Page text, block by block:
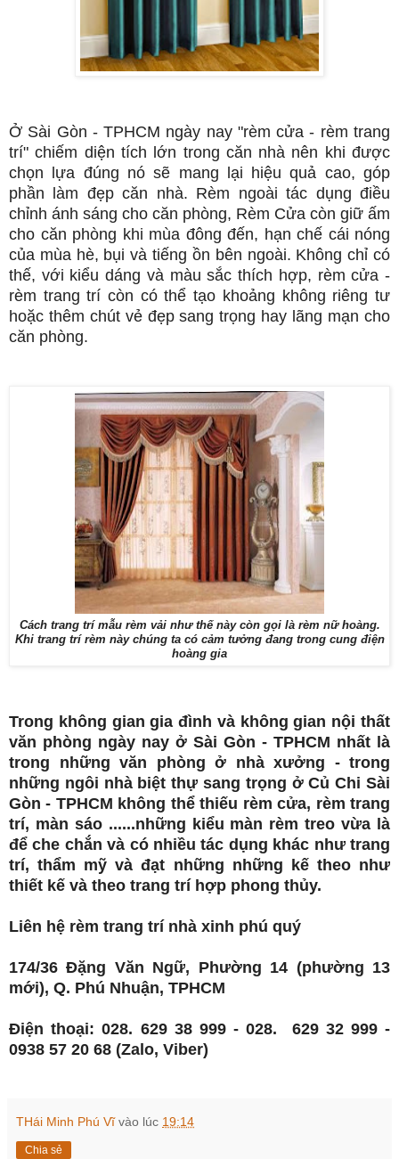
Ở Sài Gòn - TPHCM ngày nay "rèm cửa - rèm trang
trí" chiếm diện tích lớn trong căn nhà nên khi được
chọn lựa đúng nó sẽ mang lại hiệu quả cao, góp
phần làm đẹp căn nhà. Rèm ngoài tác dụng điều
chỉnh ánh sáng cho căn phòng, Rèm Cửa còn giữ ấm
cho căn phòng khi mùa đông đến, hạn chế cái nóng
của mùa hè, bụi và tiếng ồn bên ngoài. Không chỉ có
thế, với kiểu dáng và màu sắc thích hợp, rèm cửa -
rèm trang trí còn có thể tạo khoảng không riêng tư
hoặc thêm chút vẻ đẹp sang trọng hay lãng mạn cho
căn phòng.
Cách trang trí mẫu rèm vải như thế này còn gọi là rèm nữ hoàng.
Khi trang trí rèm này chúng ta có cảm tưởng đang trong cung điện
hoàng gia
Trong không gian gia đình và không gian nội thất
văn phòng ngày nay ở Sài Gòn - TPHCM nhất là
trong những văn phòng ở nhà xưởng - trong
những ngôi nhà biệt thự sang trọng ở Củ Chi Sài
Gòn - TPHCM không thể thiếu rèm cửa, rèm trang
trí, màn sáo ......những kiểu màn rèm treo vừa là
để che chắn và có nhiều tác dụng khác như trang
trí, thẩm mỹ và đạt những những kế theo như
thiết kế và theo trang trí hợp phong thủy.
Liên hệ rèm trang trí nhà xinh phú quý
174/36 Đặng Văn Ngữ, Phường 14 (phường 13
mới), Q. Phú Nhuận, TPHCM
Điện thoại: 028. 629 38 999 - 028. 629 32 999 -
0938 57 20 68 (Zalo, Viber)
THái Minh Phú Vĩ vào lúc 19:14
Chia sẻ